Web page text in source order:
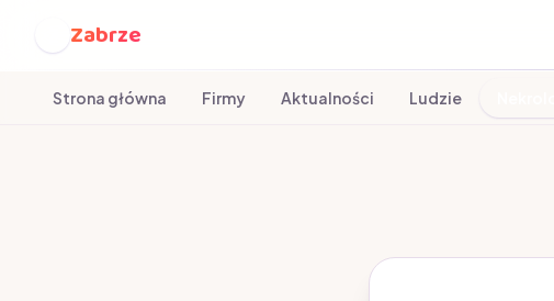
Zabrze
Strona główna Firmy Aktualności Ludzie